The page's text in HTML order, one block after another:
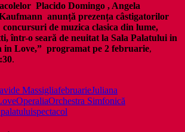
Placido Domingo , Angela
anunță prezența câstigatorilor
de muzica clasica din lume,
într-o seară de neuitat la Sala Palatului in
in Love,” programat pe 2 februarie,
.
MassigliafebruarieJuliana
OperaliaOrchestra Simfonică
spectacol